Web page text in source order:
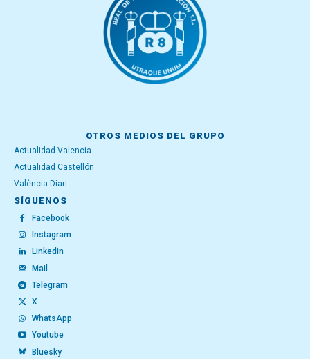
OTROS MEDIOS DEL GRUPO
Actualidad Valencia
Actualidad Castellón
València Diari
SÍGUENOS
Facebook
Instagram
Linkedin
Mail
Telegram
X
WhatsApp
Youtube
Bluesky